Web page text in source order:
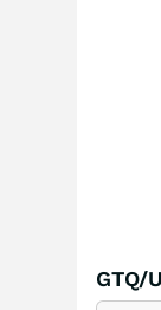
GTQ/